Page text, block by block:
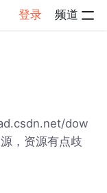
登录 频道
dow
，资源有点歧